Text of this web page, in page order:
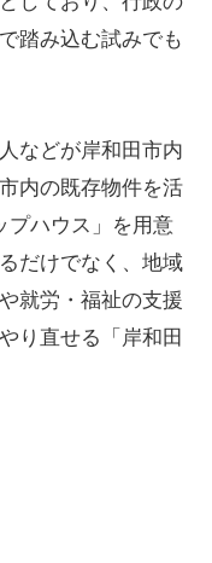
踏み込む試みでも
などが岸和田市内
内の既存物件を活
プハウス」を用意
だけでなく、地域
就労・福祉の支援
り直せる「岸和田